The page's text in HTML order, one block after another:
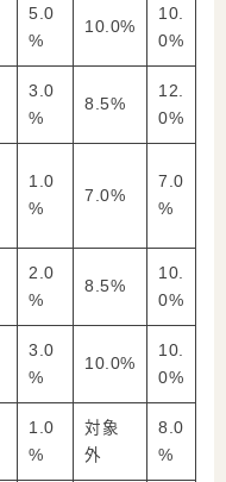
5.0
%
10.0%
10.
0%
3.0
%
8.5%
12.
0%
1.0
%
7.0%
7.0
%
2.0
%
8.5%
10.
0%
3.0
%
10.0%
10.
0%
1.0
%
対象
外
8.0
%